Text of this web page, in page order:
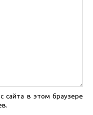
сайта в этом браузере